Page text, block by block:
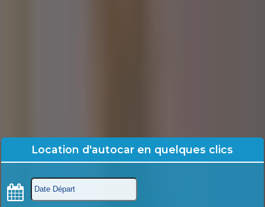
Location d'autocar en quelques clics